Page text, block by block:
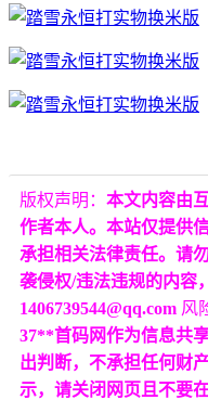
版权声明： 本文内容由
作者本人。本站仅提供
承担相关法律责任。请
袭侵权/违法违规的内容
1406739544@qq.com 风
37**首码网作为信息共
出判断，不承担任何财
示，请关闭网页且不要